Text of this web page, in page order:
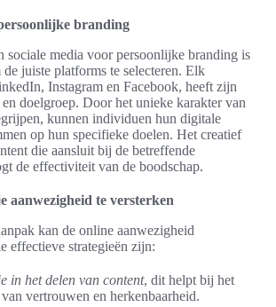
branding
sociale media voor persoonlijke branding is
juiste platforms te selecteren. Elk
Instagram en Facebook, heeft zijn
doelgroep. Door het unieke karakter van
kunnen individuen hun digitale
op hun specifieke doelen. Het creatief
die aansluit bij de betreffende
de effectiviteit van de boodschap.
aanwezigheid te versterken
kan de online aanwezigheid
effectieve strategieën zijn:
in het delen van content, dit helpt bij het
vertrouwen en herkenbaarheid.